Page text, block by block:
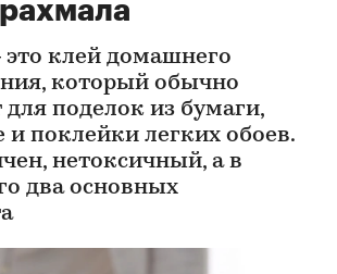
клей домашнего
который обычно
для поделок из бумаги,
поклейки легких обоев.
нетоксичный, а в
два основных